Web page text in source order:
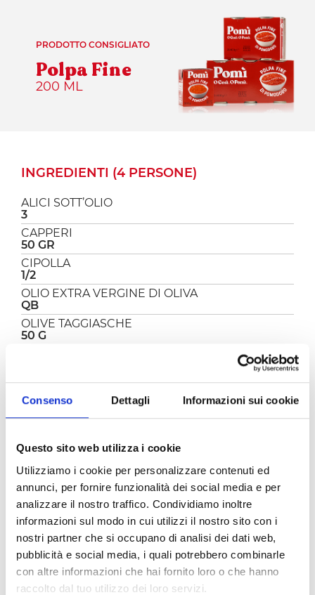
Consenso Dettagli Informazioni sui cookie
Questo sito web utilizza i cookie
Utilizziamo i cookie per personalizzare contenuti ed
annunci, per fornire funzionalità dei social media e per
analizzare il nostro traffico. Condividiamo inoltre
informazioni sul modo in cui utilizzi il nostro sito con i
nostri partner che si occupano di analisi dei dati web,
pubblicità e social media, i quali potrebbero combinarle
con altre informazioni che hai fornito loro o che hanno
raccolto dal tuo utilizzo dei loro servizi.
PRODOTTO CONSIGLIATO
Polpa Fine
200 ML
INGREDIENTI (4 PERSONE)
ALICI SOTT’OLIO
3
CAPPERI
50 GR
CIPOLLA
1/2
OLIO EXTRA VERGINE DI OLIVA
QB
OLIVE TAGGIASCHE
50 G
SPAGHETTI N. 5
400 G
PREPARAZIONE
Fate soffriggere la cipolla tritata con l’olio extra
vergine di oliva, una volta appassita
aggiungete le alici e fatele sciogliere, quindi
unite le olive taggiasche, i capperi e il
pomodoro
Pomì Polpa Fine
Fate cuocere per 20 minuti abbondanti,
aggiustate di sale e unite abbondante
prezzemolo tritato.
Lessate gli spaghetti e saltateli insieme alla